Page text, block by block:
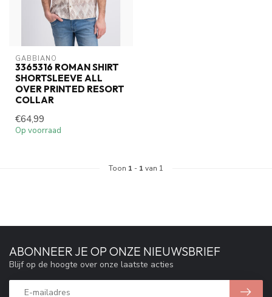
GABBIANO
3365316 ROMAN SHIRT
SHORTSLEEVE ALL
OVER PRINTED RESORT
COLLAR
€64,99
Op voorraad
Toon 1 - 1 van 1
ABONNEER JE OP ONZE NIEUWSBRIEF
Blijf op de hoogte over onze laatste acties